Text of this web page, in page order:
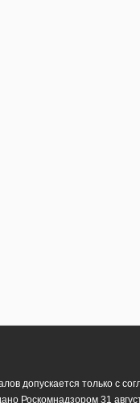
допускается только с
Роскомнадзором 31